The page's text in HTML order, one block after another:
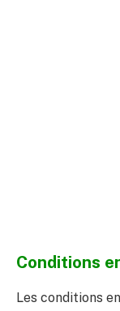
Conditions
Les conditions